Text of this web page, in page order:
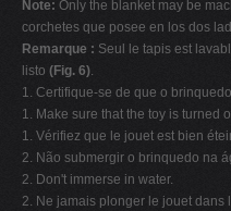
Note: Only the blanket may be
corchetes que posee en los dos
Remarque : Seul le tapis est
listo (Fig. 6).
1. Certifique-se de que o
1. Make sure that the toy is turned
1. Vérifiez que le jouet est bien
2. Não submergir o brinquedo na
2. Don't immerse in water.
2. Ne jamais plonger le jouet dans